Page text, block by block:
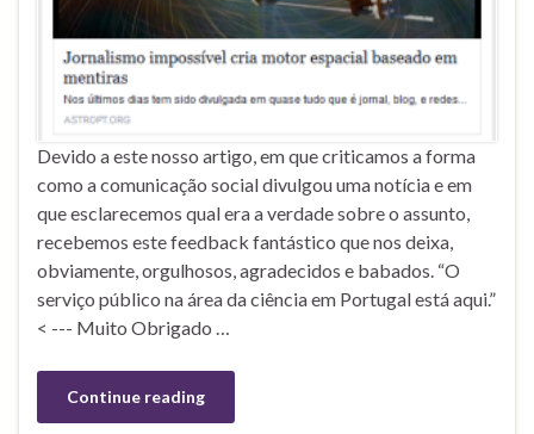
Devido a este nosso artigo, em que criticamos a forma
como a comunicação social divulgou uma notícia e em
que esclarecemos qual era a verdade sobre o assunto,
recebemos este feedback fantástico que nos deixa,
obviamente, orgulhosos, agradecidos e babados. “O
serviço público na área da ciência em Portugal está aqui.”
< --- Muito Obrigado …
Continue reading